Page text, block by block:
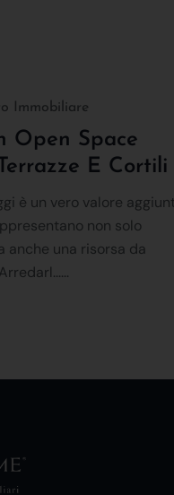
Immobiliare
Open Space
E Cortili
è un vero valore
non solo
anche una risorsa da